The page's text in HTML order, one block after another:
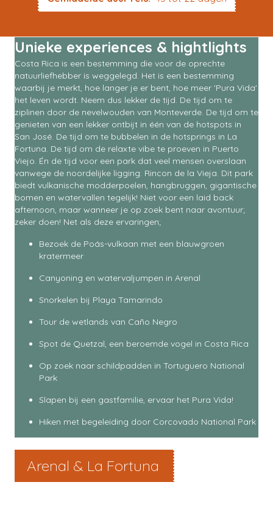
Unieke experiences & hightlights
Costa Rica is een bestemming die voor de oprechte
natuurliefhebber is weggelegd. Het is een bestemming
waarbij je merkt, hoe langer je er bent, hoe meer 'Pura Vida'
het leven wordt. Neem dus lekker de tijd. De tijd om te
ziplinen door de nevelwouden van Monteverde. De tijd om te
genieten van een lekker ontbijt in één van de hotspots in
San José. De tijd om te bubbelen in de hotsprings in La
Fortuna. De tijd om de relaxte vibe te proeven in Puerto
Viejo. Én de tijd voor een park dat veel mensen overslaan
vanwege de noordelijke ligging: Rincon de la Vieja. Dit park
biedt vulkanische modderpoelen, hangbruggen, gigantische
bomen en watervallen tegelijk! Niet voor een laid back
afternoon, maar wanneer je op zoek bent naar avontuur;
zeker doen! Net als deze ervaringen;
Bezoek de Poás-vulkaan met een blauwgroen
kratermeer
Canyoning en watervaljumpen in Arenal
Snorkelen bij Playa Tamarindo
Tour de wetlands van Caño Negro
Spot de Quetzal, een beroemde vogel in Costa Rica
Op zoek naar schildpadden in Tortuguero National
Park
Slapen bij een gastfamilie, ervaar het Pura Vida!
Hiken met begeleiding door Corcovado National Park
Arenal & La Fortuna